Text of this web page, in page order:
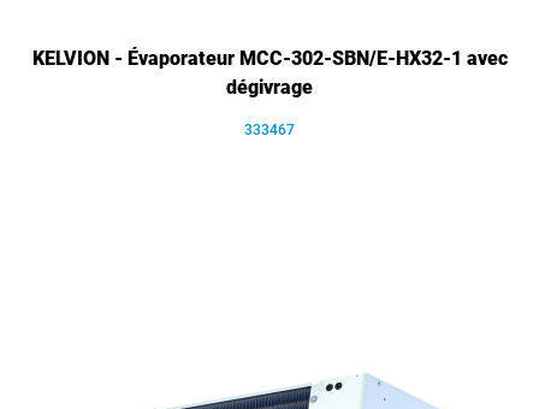
KELVION - Évaporateur MCC-302-SBN/E-HX32-1 avec
dégivrage
333467